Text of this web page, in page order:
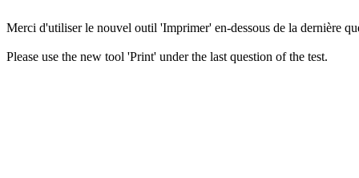
Merci d'utiliser le nouvel outil 'Imprimer' en-dessous de la dernière
Please use the new tool 'Print' under the last question of the test.